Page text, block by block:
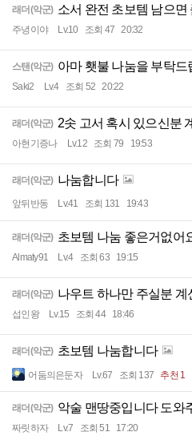
래더(악군) 소서 완전 초보템 남으면
주녕이야 Lv.10 조회 47 20:32
스탠(악군) 아마 횃불 나눔을 부탁드
Saki2 Lv.4 조회 52 20:22
래더(악군) 2솟 고서 혹시 있으신분
아현기증나 Lv.12 조회 79 19:53
래더(악군) 나눔합니다
앞뒤반동 Lv.41 조회 131 19:43
래더(악군) 초보템 나눔 좋은거없어
Almaty91 Lv.4 조회 63 19:15
래더(악군) 나우트 하나만 주실분 계
섭인왕 Lv.15 조회 44 18:46
래더(악군) 초보템 나눔합니다
어둠의은둔자 Lv.67 조회 137 추천 1
래더(악군) 악술 맨땅중입니다 도와
짜릿하자 Lv.7 조회 51 17:20